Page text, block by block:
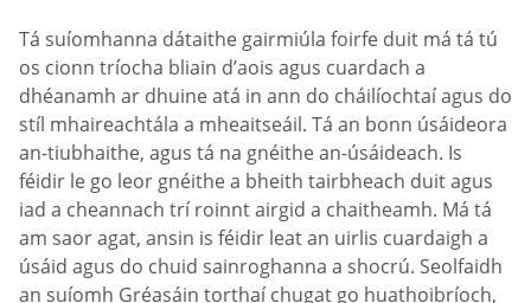
Tá suíomhanna dátaithe gairmiúla foirfe duit má tá tú
os cionn tríocha bliain d’aois agus cuardach a
dhéanamh ar dhuine atá in ann do cháilíochtaí agus do
stíl mhaireachtála a mheaitseáil. Tá an bonn úsáideora
an-tiubhaithe, agus tá na gnéithe an-úsáideach. Is
féidir le go leor gnéithe a bheith tairbheach duit agus
iad a cheannach trí roinnt airgid a chaitheamh. Má tá
am saor agat, ansin is féidir leat an uirlis cuardaigh a
úsáid agus do chuid sainroghanna a shocrú. Seolfaidh
an suíomh Gréasáin torthaí chugat go huathoibríoch,